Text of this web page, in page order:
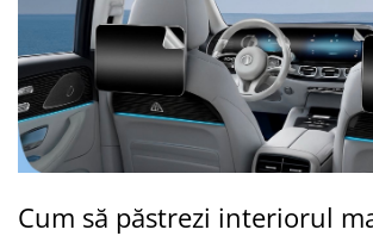
Yota
ZTE
Cum să păstrezi interiorul